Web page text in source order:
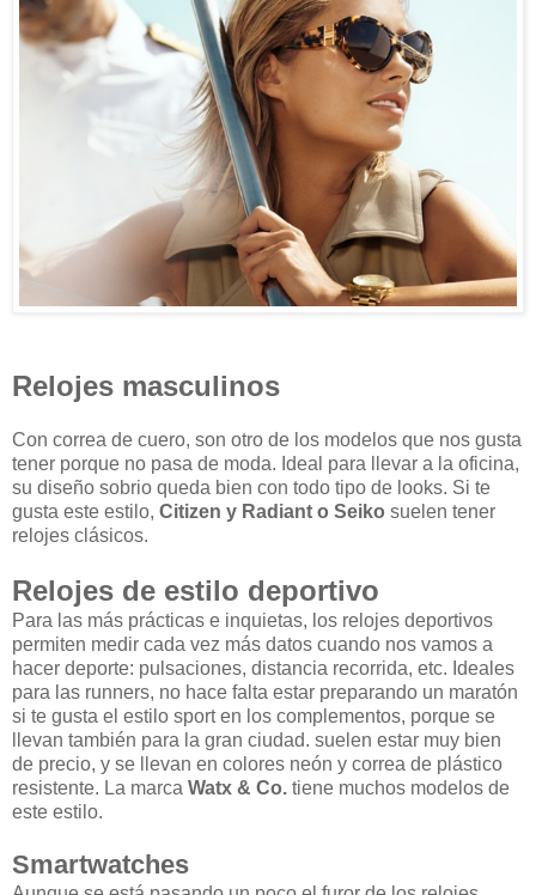
Relojes masculinos
Con correa de cuero, son otro de los modelos que nos gusta
tener porque no pasa de moda. Ideal para llevar a la oficina,
su diseño sobrio queda bien con todo tipo de looks. Si te
gusta este estilo, Citizen y Radiant o Seiko suelen tener
relojes clásicos.
Relojes de estilo deportivo
Para las más prácticas e inquietas, los relojes deportivos
permiten medir cada vez más datos cuando nos vamos a
hacer deporte: pulsaciones, distancia recorrida, etc. Ideales
para las runners, no hace falta estar preparando un maratón
si te gusta el estilo sport en los complementos, porque se
llevan también para la gran ciudad. suelen estar muy bien
de precio, y se llevan en colores neón y correa de plástico
resistente. La marca Watx & Co. tiene muchos modelos de
este estilo.
Smartwatches